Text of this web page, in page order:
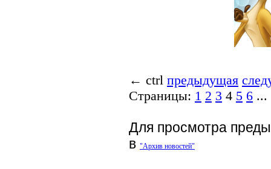
← ctrl предыдущая
Страницы: 1 2 3 4 5 6 ...
Для просмотра
в "Архив новостей"